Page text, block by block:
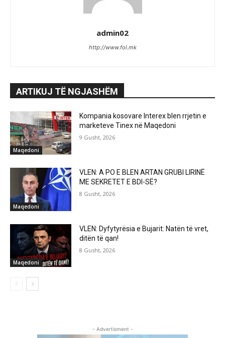
admin02
http://www.fol.mk
ARTIKUJ TË NGJASHËM
Maqedoni
Kompania kosovare Interex blen rrjetin e
marketeve Tinex në Maqedoni
9 Gusht, 2026
Maqedoni
VLEN: A PO E BLEN ARTAN GRUBI LIRINË
ME SEKRETET E BDI-SË?
8 Gusht, 2026
Maqedoni
VLEN: Dyfytyrësia e Bujarit: Natën të vret,
ditën të qan!
8 Gusht, 2026
- Advertisment -